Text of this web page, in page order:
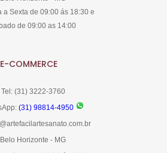
a Sexta de 09:00 ás 18:30 e
de 09:00 as 14:00
E-COMMERCE
Tel: (31) 3222-3760
(31) 98814-4950
Belo Horizonte - MG